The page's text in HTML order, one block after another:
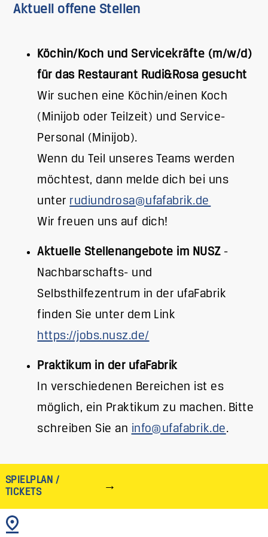
Aktuell offene Stellen
Köchin/Koch und Servicekräfte (m/w/d)
für das Restaurant Rudi&Rosa gesucht
Wir suchen eine Köchin/einen Koch
(Minijob oder Teilzeit) und Service-
Personal (Minijob).
Wenn du Teil unseres Teams werden
möchtest, dann melde dich bei uns
unter rudiundrosa@ufafabrik.de
Wir freuen uns auf dich!
Aktuelle Stellenangebote im NUSZ-
Nachbarschafts- und
Selbsthilfezentrum in der ufaFabrik
finden Sie unter dem Link
https://jobs.nusz.de/
Praktikum in der ufaFabrik
In verschiedenen Bereichen ist es
möglich, ein Praktikum zu machen. Bitte
schreiben Sie an info@ufafabrik.de.
SPIELPLAN /
TICKETS
BILD